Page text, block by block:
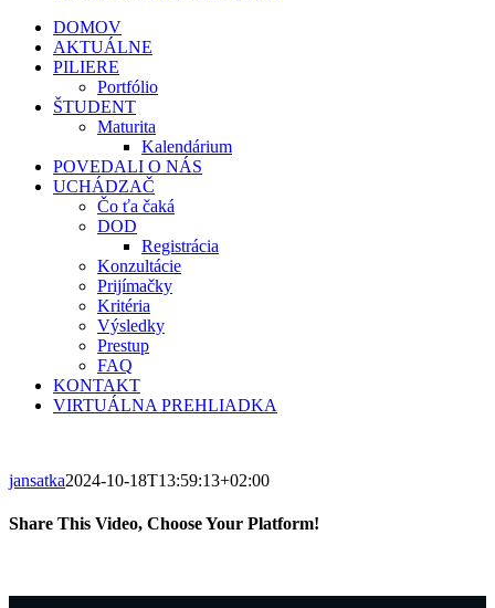
DOMOV
AKTUÁLNE
PILIERE
Portfólio
ŠTUDENT
Maturita
Kalendárium
POVEDALI O NÁS
UCHÁDZAČ
Čo ťa čaká
DOD
Registrácia
Konzultácie
Prijímačky
Kritéria
Výsledky
Prestup
FAQ
KONTAKT
VIRTUÁLNA PREHLIADKA
jansatka2024-10-18T13:59:13+02:00
Share This Video, Choose Your Platform!